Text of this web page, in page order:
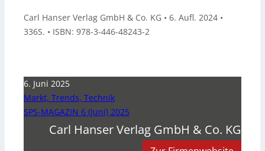
Carl Hanser Verlag GmbH & Co. KG • 6. Aufl. 2024 •
336S. • ISBN: 978-3-446-48243-2
6. Juni 2025
Markt, Trends, Technik
SPS-MAGAZIN 6 (Juni) 2025
Carl Hanser Verlag GmbH & Co. KG